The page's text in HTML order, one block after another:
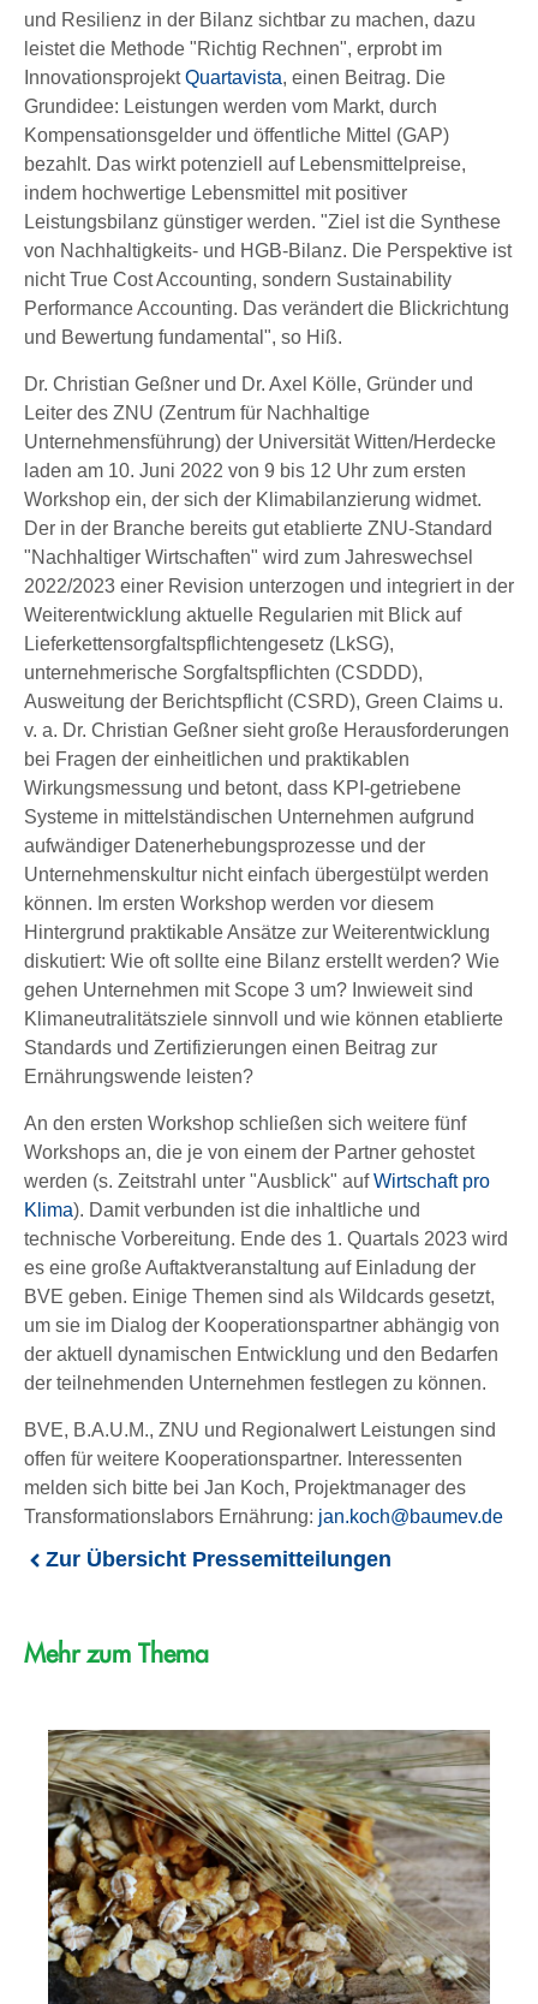
und Resilienz in der Bilanz sichtbar zu machen, dazu
leistet die Methode "Richtig Rechnen", erprobt im
InnovationsprojektQuartavista, einen Beitrag. Die
Grundidee: Leistungen werden vom Markt, durch
Kompensationsgelder und öffentliche Mittel (GAP)
bezahlt. Das wirkt potenziell auf Lebensmittelpreise,
indem hochwertige Lebensmittel mit positiver
Leistungsbilanz günstiger werden. "Ziel ist die Synthese
von Nachhaltigkeits- und HGB-Bilanz. Die Perspektive ist
nicht True Cost Accounting, sondern Sustainability
Performance Accounting. Das verändert die Blickrichtung
und Bewertung fundamental", so Hiß.
Dr. Christian Geßner und Dr. Axel Kölle, Gründer und
Leiter des ZNU (Zentrum für Nachhaltige
Unternehmensführung) der Universität Witten/Herdecke
laden am 10. Juni 2022 von 9 bis 12 Uhr zum ersten
Workshop ein, der sich der Klimabilanzierung widmet.
Der in der Branche bereits gut etablierte ZNU-Standard
"Nachhaltiger Wirtschaften" wird zum Jahreswechsel
2022/2023 einer Revision unterzogen und integriert in der
Weiterentwicklung aktuelle Regularien mit Blick auf
Lieferkettensorgfaltspflichtengesetz (LkSG),
unternehmerische Sorgfaltspflichten (CSDDD),
Ausweitung der Berichtspflicht (CSRD), Green Claims u.
v. a. Dr. Christian Geßner sieht große Herausforderungen
bei Fragen der einheitlichen und praktikablen
Wirkungsmessung und betont, dass KPI-getriebene
Systeme in mittelständischen Unternehmen aufgrund
aufwändiger Datenerhebungsprozesse und der
Unternehmenskultur nicht einfach übergestülpt werden
können. Im ersten Workshop werden vor diesem
Hintergrund praktikable Ansätze zur Weiterentwicklung
diskutiert: Wie oft sollte eine Bilanz erstellt werden? Wie
gehen Unternehmen mit Scope 3 um? Inwieweit sind
Klimaneutralitätsziele sinnvoll und wie können etablierte
Standards und Zertifizierungen einen Beitrag zur
Ernährungswende leisten?
An den ersten Workshop schließen sich weitere fünf
Workshops an, die je von einem der Partner gehostet
werden (s. Zeitstrahl unter "Ausblick" aufWirtschaft pro
Klima). Damit verbunden ist die inhaltliche und
technische Vorbereitung. Ende des 1. Quartals 2023 wird
es eine große Auftaktveranstaltung auf Einladung der
BVE geben. Einige Themen sind als Wildcards gesetzt,
um sie im Dialog der Kooperationspartner abhängig von
der aktuell dynamischen Entwicklung und den Bedarfen
der teilnehmenden Unternehmen festlegen zu können.
BVE, B.A.U.M., ZNU und Regionalwert Leistungen sind
offen für weitere Kooperationspartner. Interessenten
melden sich bitte bei Jan Koch, Projektmanager des
Transformationslabors Ernährung: jan.koch@baumev.de
Zur Übersicht Pressemitteilungen
Mehr zum Thema